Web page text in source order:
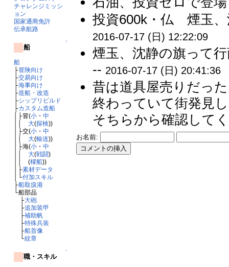
チャレンジミッシ
ョン
国家通商免許
伝承航路
↑
船
船
├冒険向け
├交易向け
├海事向け
├造船・改造
├シップリビルド
├カスタム造船
│├冒(小・ 中
大(探検))
│├交(小・ 中
大(輸送))
│├海(小・ 中
大(戦闘)
││ (櫂船))
│├素材データ
│└付加スキル
├船取扱港
└船部品
├大砲
├追加装甲
├補助帆
├特殊兵装
├船首像
└紋章
↑
職・スキル
投資600k・仏 煙玉、
2016-07-17 (日) 12:22:09
煙玉、沈静の旗って
-- 2016-07-17 (日) 20:41:36
昔は道具屋売りだっ
終わっていて街発見
そちらから確認して
お名前: